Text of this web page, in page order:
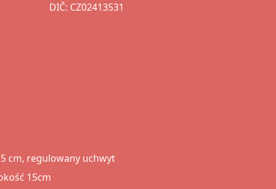
DIČ: CZ02413531
cm, regulowany uchwyt
15cm